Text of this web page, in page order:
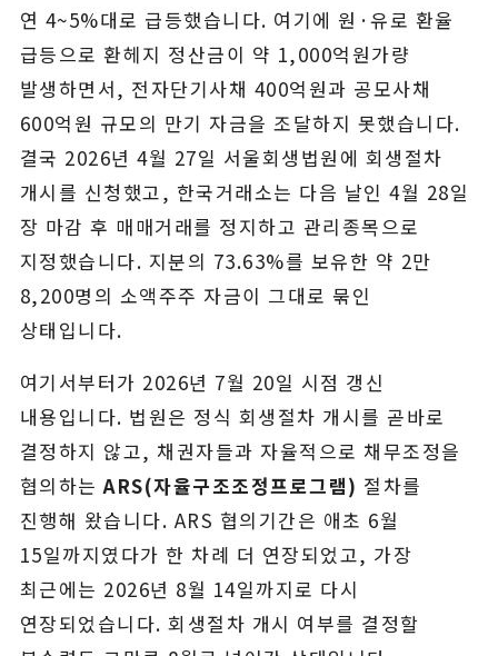
연 4~5%대로 급등했습니다. 여기에 원·유로 환율
급등으로 환헤지 정산금이 약 1,000억원가량
발생하면서, 전자단기사채 400억원과 공모사채
600억원 규모의 만기 자금을 조달하지 못했습니다.
결국 2026년 4월 27일 서울회생법원에 회생절차
개시를 신청했고, 한국거래소는 다음 날인 4월 28일
장 마감 후 매매거래를 정지하고 관리종목으로
지정했습니다. 지분의 73.63%를 보유한 약 2만
8,200명의 소액주주 자금이 그대로 묶인
상태입니다.
여기서부터가 2026년 7월 20일 시점 갱신
내용입니다. 법원은 정식 회생절차 개시를 곧바로
결정하지 않고, 채권자들과 자율적으로 채무조정을
협의하는ARS(자율구조조정프로그램) 절차를
진행해 왔습니다. ARS 협의기간은 애초 6월
15일까지였다가 한 차례 더 연장되었고, 가장
최근에는 2026년 8월 14일까지로 다시
연장되었습니다. 회생절차 개시 여부를 결정할